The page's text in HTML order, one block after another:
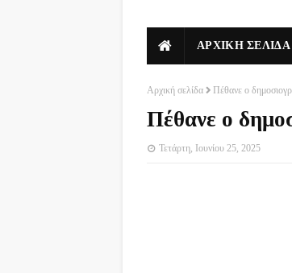
ΑΡΧΙΚΗ ΣΕΛΙΔΑ
Αρχική σελίδα Πέθανε ο
Πέθανε ο
Τετάρτη, Ιουνίου 25, 2025